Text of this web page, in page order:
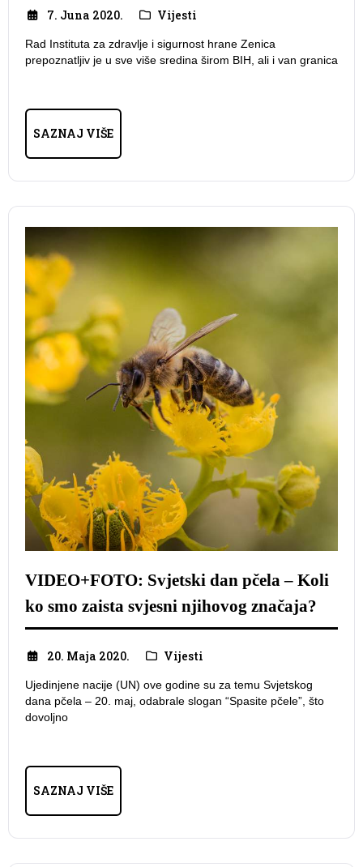
7. Juna 2020. Vijesti
Rad Instituta za zdravlje i sigurnost hrane Zenica
prepoznatljiv je u sve više sredina širom BIH, ali i van granica
SAZNAJ VIŠE
VIDEO+FOTO: Svjetski dan pčela – Koli
ko smo zaista svjesni njihovog značaja?
20. Maja 2020. Vijesti
Ujedinjene nacije (UN) ove godine su za temu Svjetskog
dana pčela – 20. maj, odabrale slogan “Spasite pčele”, što
dovoljno
SAZNAJ VIŠE